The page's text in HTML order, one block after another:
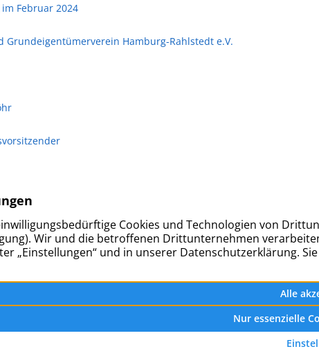
Februar 2024
Grundeigentümerverein Hamburg-Rahlstedt e.V.
© Haus- und Grundeigentümerverein Hamburg-